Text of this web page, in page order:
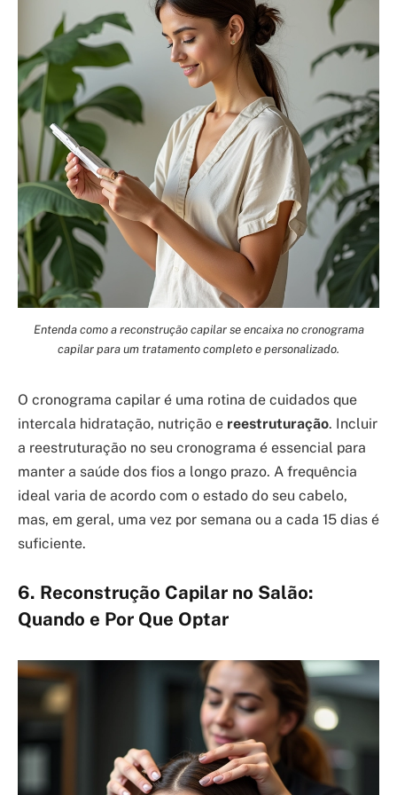
Entenda como a reconstrução capilar se encaixa no cronograma
capilar para um tratamento completo e personalizado.
O cronograma capilar é uma rotina de cuidados que
intercala hidratação, nutrição e reestruturação. Incluir
a reestruturação no seu cronograma é essencial para
manter a saúde dos fios a longo prazo. A frequência
ideal varia de acordo com o estado do seu cabelo,
mas, em geral, uma vez por semana ou a cada 15 dias é
suficiente.
6. Reconstrução Capilar no Salão:
Quando e Por Que Optar